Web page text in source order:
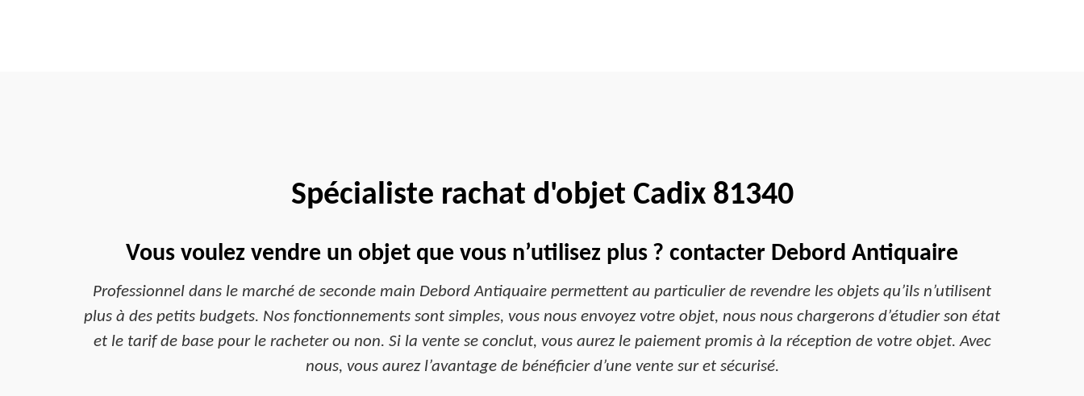
Spécialiste rachat d'objet Cadix 81340
Vous voulez vendre un objet que vous n’utilisez plus ? contacter Debord Antiquaire
Professionnel dans le marché de seconde main Debord Antiquaire permettent au particulier de revendre les objets qu’ils n’utilisent
plus à des petits budgets. Nos fonctionnements sont simples, vous nous envoyez votre objet, nous nous chargerons d’étudier son état
et le tarif de base pour le racheter ou non. Si la vente se conclut, vous aurez le paiement promis à la réception de votre objet. Avec
nous, vous aurez l’avantage de bénéficier d’une vente sur et sécurisé.